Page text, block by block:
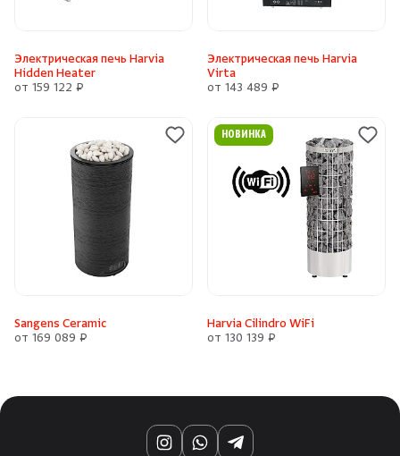
Электрическая печь Harvia
Hidden Heater
от 159 122 ₽
Электрическая печь Harvia
Virta
от 143 489 ₽
Sangens Ceramic
от 169 089 ₽
НОВИНКА
Harvia Cilindro WiFi
от 130 139 ₽
InstagramWhatsAppTelegram